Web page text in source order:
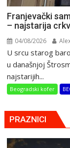
Franjevački
– najstarija
04/08/2026
U srcu starog
u današnjoj
najstarijih...
Beogradski kofer
PRAZNICI